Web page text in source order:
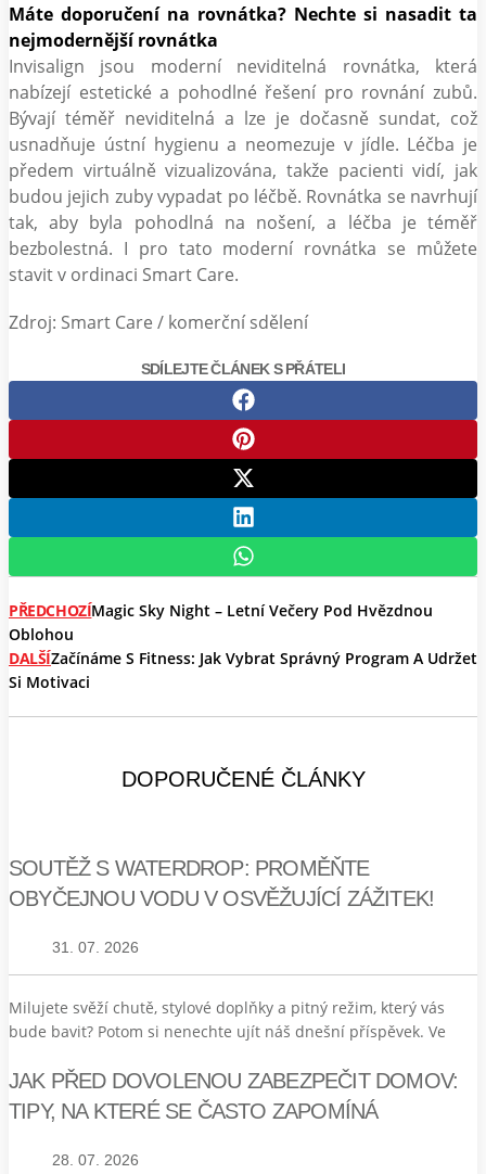
Máte doporučení na rovnátka? Nechte si nasadit ta
nejmodernější rovnátka
Invisalign jsou moderní neviditelná rovnátka, která
nabízejí estetické a pohodlné řešení pro rovnání zubů.
Bývají téměř neviditelná a lze je dočasně sundat, což
usnadňuje ústní hygienu a neomezuje v jídle. Léčba je
předem virtuálně vizualizována, takže pacienti vidí, jak
budou jejich zuby vypadat po léčbě. Rovnátka se navrhují
tak, aby byla pohodlná na nošení, a léčba je téměř
bezbolestná. I pro tato moderní rovnátka se můžete
stavit v ordinaci Smart Care.
Zdroj: Smart Care / komerční sdělení
SDÍLEJTE ČLÁNEK S PŘÁTELI
PŘEDCHOZÍMagic Sky Night – Letní Večery Pod Hvězdnou
Oblohou
DALŠÍZačínáme S Fitness: Jak Vybrat Správný Program A Udržet
Si Motivaci
DOPORUČENÉ ČLÁNKY
SOUTĚŽ S WATERDROP: PROMĚŇTE
OBYČEJNOU VODU V OSVĚŽUJÍCÍ ZÁŽITEK!
31. 07. 2026
Milujete svěží chutě, stylové doplňky a pitný režim, který vás
bude bavit? Potom si nenechte ujít náš dnešní příspěvek. Ve
JAK PŘED DOVOLENOU ZABEZPEČIT DOMOV:
TIPY, NA KTERÉ SE ČASTO ZAPOMÍNÁ
28. 07. 2026